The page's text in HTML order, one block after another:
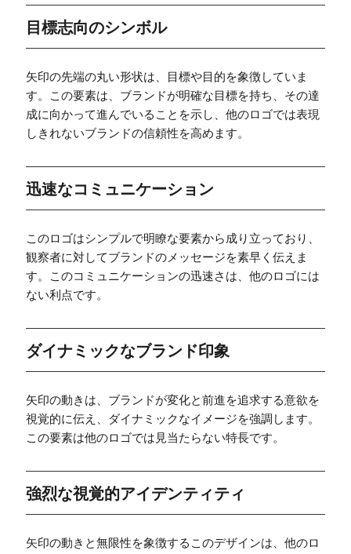
目標志向のシンボル
矢印の先端の丸い形状は、目標や目的を象徴していま
す。この要素は、ブランドが明確な目標を持ち、その達
成に向かって進んでいることを示し、他のロゴでは表現
しきれないブランドの信頼性を高めます。
迅速なコミュニケーション
このロゴはシンプルで明瞭な要素から成り立っており、
観察者に対してブランドのメッセージを素早く伝えま
す。このコミュニケーションの迅速さは、他のロゴには
ない利点です。
ダイナミックなブランド印象
矢印の動きは、ブランドが変化と前進を追求する意欲を
視覚的に伝え、ダイナミックなイメージを強調します。
この要素は他のロゴでは見当たらない特長です。
強烈な視覚的アイデンティティ
矢印の動きと無限性を象徴するこのデザインは、他のロ